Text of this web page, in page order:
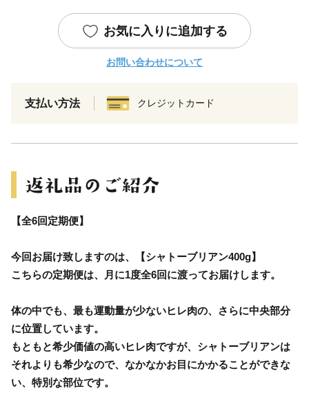
お気に入りに追加する
お問い合わせについて
支払い方法 クレジットカード
【全6回定期便】
今回お届け致しますのは、【シャトーブリアン400g】
こちらの定期便は、月に1度全6回に渡ってお届けします。
体の中でも、最も運動量が少ないヒレ肉の、さらに中央部分
に位置しています。
もともと希少価値の高いヒレ肉ですが、シャトーブリアンは
それよりも希少なので、なかなかお目にかかることができな
い、特別な部位です。